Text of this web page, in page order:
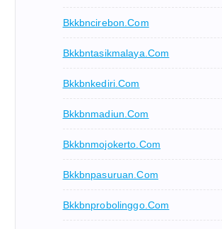
Bkkbncirebon.com
Bkkbntasikmalaya.com
Bkkbnkediri.com
Bkkbnmadiun.com
Bkkbnmojokerto.com
Bkkbnpasuruan.com
Bkkbnprobolinggo.com